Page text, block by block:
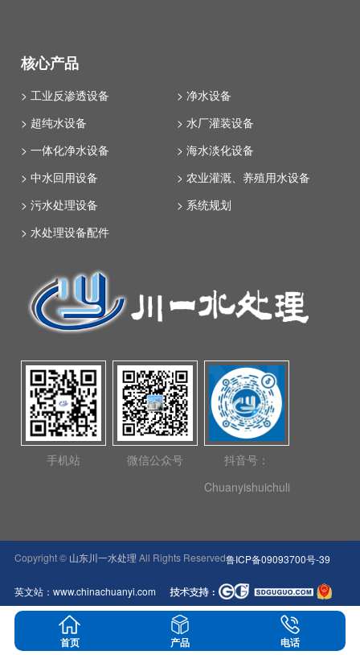
核心产品
> 工业反渗透设备
> 净水设备
> 超纯水设备
> 水厂灌装设备
> 一体化净水设备
> 海水淡化设备
> 中水回用设备
> 农业灌溉、养殖用水设备
> 污水处理设备
> 系统规划
> 水处理设备配件
手机站 微信公众号
抖音号：
Chuanyishuichuli
Copyright © 山东川一水处理 All Rights Reserved鲁ICP备09093700号-39
英文站：www.chinachuanyi.com
本网站所展示的企业数据及相关介绍均来源
首页 产品 电话